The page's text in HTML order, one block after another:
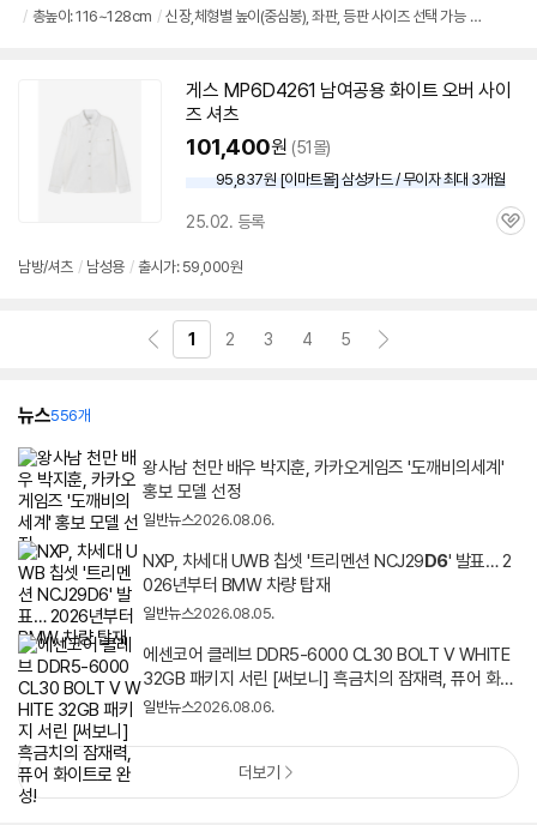
/ 총높이: 116~128cm / 신장,체형별 높이(중심봉), 좌판, 등판 사이즈 선택 가능 /
게스 MP6D4261 남여공용 화이트 오버 사이
즈 셔츠
101,400원 (51몰)
95,837원 [이마트몰] 삼성카드 / 무이자 최대 3개월
25.02. 등록
관
남방/셔츠 / 남성용 / 출시가: 59,000원
1 2 3 4 5
뉴스556개
왕사남 천만 배우 박지훈, 카카오게임즈 '도깨비의세계'
홍보 모델 선정
일반뉴스2026.08.06.
NXP, 차세대 UWB 칩셋 '트리멘션 NCJ29D6' 발표… 2
026년부터 BMW 차량 탑재
일반뉴스2026.08.05.
에센코어 클레브 DDR5-6000 CL30 BOLT V WHITE
32GB 패키지 서린 [써보니] 흑금치의 잠재력, 퓨어 화이
트로 완성!
일반뉴스2026.08.06.
더보기